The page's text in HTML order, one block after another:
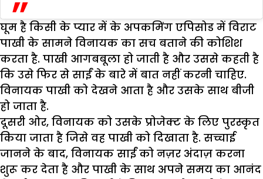
घूम है किसी के प्यार में के अपकमिंग एपिसोड में विराट
पाखी के सामने विनायक का सच बताने की कोशिश
करता है. पाखी आगबबूला हो जाती है और उससे कहती है
कि उसे फिर से साईं के बारे में बात नहीं करनी चाहिए.
विनायक पाखी को देखने आता है और उसके साथ बीजी
हो जाता है.
दूसरी ओर, विनायक को उसके प्रोजेक्ट के लिए पुरस्कृत
किया जाता है जिसे वह पाखी को दिखाता है. सच्चाई
जानने के बाद, विनायक साईं को नज़र अंदाज़ करना
शुरू कर देता है और पाखी के साथ अपने समय का आनंद